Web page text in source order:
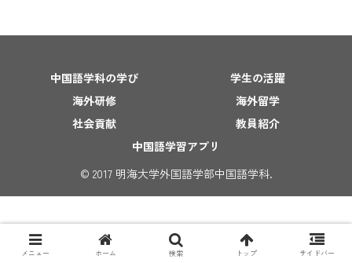
中国語学科の学び
学生の活躍
海外研修
海外留学
社会貢献
教員紹介
中国語学習アプリ
© 2017 明海大学外国語学部中国語学科.
メニュー ホーム 検索 トップ サイドバー